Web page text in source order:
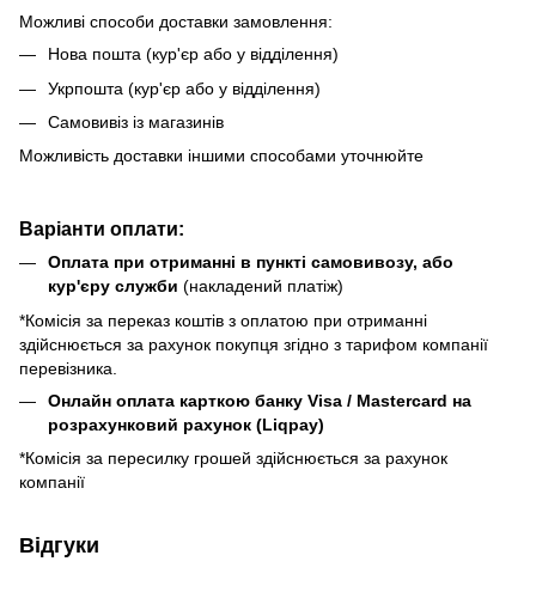
Можливі способи доставки замовлення:
Нова пошта (кур'єр або у відділення)
Укрпошта (кур'єр або у відділення)
Самовивіз із магазинів
Можливість доставки іншими способами уточнюйте
Варіанти оплати:
Оплата при отриманні в пункті самовивозу, або
кур'єру служби (накладений платіж)
*Комісія за переказ коштів з оплатою при отриманні
здійснюється за рахунок покупця згідно з тарифом компанії
перевізника.
Онлайн оплата карткою банку Visa / Mastercard на
розрахунковий рахунок (Liqpay)
*Комісія за пересилку грошей здійснюється за рахунок
компанії
Відгуки